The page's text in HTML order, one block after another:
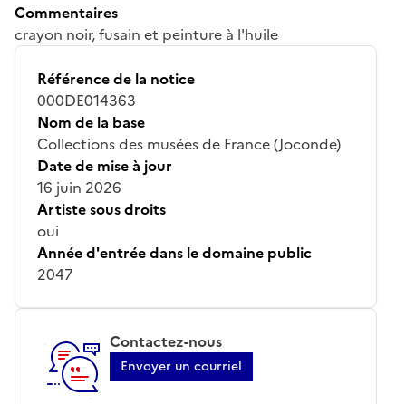
Commentaires
crayon noir, fusain et peinture à l'huile
Référence de la notice
000DE014363
Nom de la base
Collections des musées de France (Joconde)
Date de mise à jour
16 juin 2026
Artiste sous droits
oui
Année d'entrée dans le domaine public
2047
Contactez-nous
Envoyer un courriel